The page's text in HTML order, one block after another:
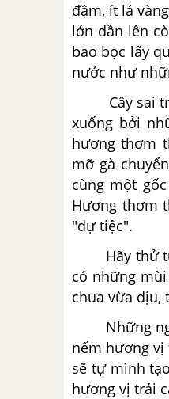
đậm, ít lá
lớn dần lên
bao bọc lấy
nước như
Cây sai trái
xuống bởi
hương thơm
mỡ gà
cùng một
Hương thơm
"dự tiệc".
Hãy thử
có những
chua vừa dịu,
Những
nếm hương vị
sẽ tự mình
hương vị trái